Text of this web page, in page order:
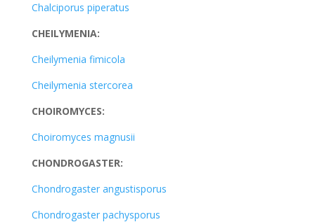
Chalciporus piperatus
CHEILYMENIA:
Cheilymenia fimicola
Cheilymenia stercorea
CHOIROMYCES:
Choiromyces magnusii
CHONDROGASTER:
Chondrogaster angustisporus
Chondrogaster pachysporus